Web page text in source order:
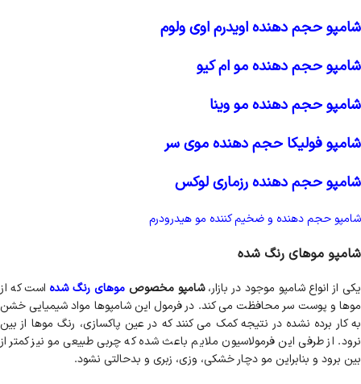
شامپو حجم دهنده اویدرم اوی ولوم
شامپو حجم دهنده مو ام کیو
شامپو حجم دهنده مو وینا
شامپو فولیکا حجم دهنده موی سر
شامپو حجم دهنده رزماری لوکس
شامپو حجم دهنده و ضخیم کننده مو هیدرودرم
شامپو موهای رنگ شده
یکی از انواع شامپو موجود در بازار،شامپو مخصوصموهای رنگ شده است که از
موها و پوست سر محافظت می کند. در فرمول این شامپوها مواد شیمیایی خشن
به کار برده نشده در نتیجه کمک می کنند که در عین پاکسازی، رنگ موها از بین
نرود. از طرفی این فرمولاسیون ملایم باعث شده که چربی طبیعی مو نیز کمتر از
بین برود و بنابراین مو دچار خشکی، وزی، زبری و بدحالتی نشود.